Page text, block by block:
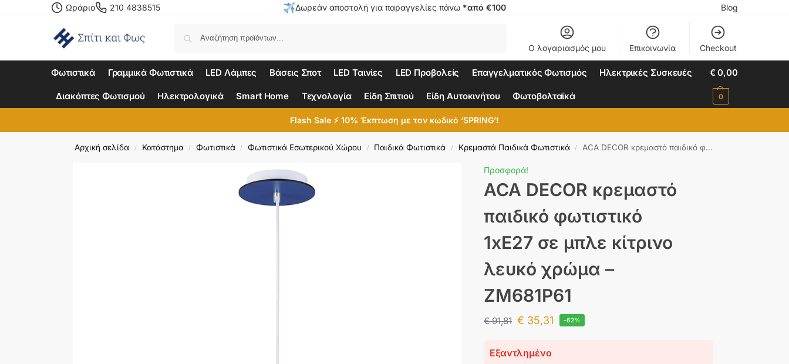
Ωράριο 210 4838515 Δωρεάν αποστολή για παραγγελίες πάνω *από €100 Blog
Ο λογαριασμός μου Επικοινωνία Checkout
Φωτιστικά Γραμμικά Φωτιστικά LED Λάμπες Βάσεις Σποτ LED Ταινίες LED Προβολείς Επαγγελματικός Φωτισμός Ηλεκτρικές Συσκευές
Διακόπτες Φωτισμού Ηλεκτρολογικά Smart Home Τεχνολογία Είδη Σπιτιού Είδη Αυτοκινήτου Φωτοβολταϊκά
€0,00
0
Flash Sale ⚡ 10% Έκπτωση με τον κωδικό ‘SPRING’!
Αρχική σελίδα / Κατάστημα / Φωτιστικά / Φωτιστικά Εσωτερικού Χώρου / Παιδικά Φωτιστικά / Κρεμαστά Παιδικά Φωτιστικά / ACA DECOR κρεμαστό παιδικό φωτιστικό 1xE27 σε μπλε κίτρινο λευκό χρώμα – ZM681P61
Προσφορά!
ACA DECOR κρεμαστό
παιδικό φωτιστικό
1xE27 σε μπλε κίτρινο
λευκό χρώμα –
ZM681P61
€91,81 € 35,31 -62%
Εξαντλημένο